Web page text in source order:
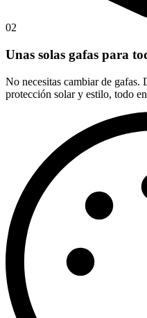
02
Unas solas gafas para
No necesitas cambiar de gafas.
protección solar y estilo, todo